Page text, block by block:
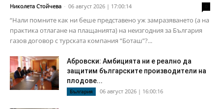
Николета Стойчева - 06 август 2026 | 17:00:14
“Нали помните как ни беше представено уж замразяването (а на
практика отлагане на плащанията) на неизгодния за България
газов договор с турската компания “Боташ”?...
Абровски: Амбицията ни е реално да
защитим българските производители на
плодове...
България 06 август 2026 | 16:00:16